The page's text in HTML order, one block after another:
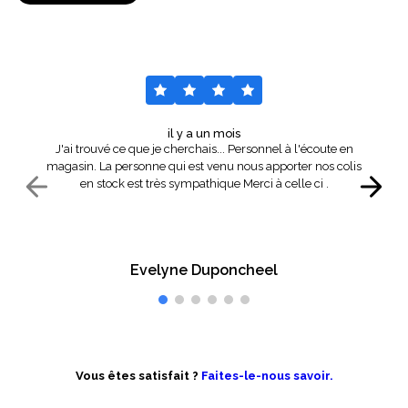
il y a un mois
J'ai trouvé ce que je cherchais... Personnel à l'écoute en
magasin. La personne qui est venu nous apporter nos colis
en stock est très sympathique Merci à celle ci .
Evelyne Duponcheel
Vous êtes satisfait ? Faites-le-nous savoir.